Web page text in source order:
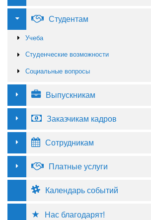
Студентам
Учеба
Студенческие возможности
Социальные вопросы
Выпускникам
Заказчикам кадров
Сотрудникам
Платные услуги
Календарь событий
Нас благодарят!